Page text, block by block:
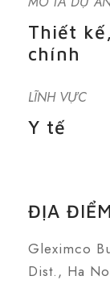
Thiết
chính
LĨNH VỰC
Y tế
ĐỊA ĐIỂM
Gleximco
Dist., Ha